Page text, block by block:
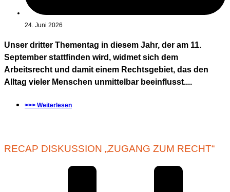
24. Juni 2026
Unser dritter Thementag in diesem Jahr, der am 11.
September stattfinden wird, widmet sich dem
Arbeitsrecht und damit einem Rechtsgebiet, das den
Alltag vieler Menschen unmittelbar beeinflusst....
>>> Weiterlesen
RECAP DISKUSSION „ZUGANG ZUM RECHT“